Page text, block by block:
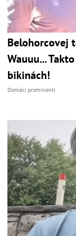
Belohorcovej
Wauuu...
bikinách!
Domáci prominenti